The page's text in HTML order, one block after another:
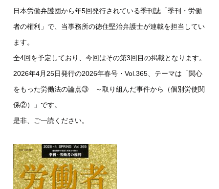
日本労働弁護団から年5回発行されている季刊誌「季刊・労働
者の権利」で、当事務所の徳住堅治弁護士が連載を担当してい
ます。
全4回を予定しており、今回はその第3回目の掲載となります。
2026年4月25日発行の2026年春号・Vol.365、テーマは「関心
をもった労働法の論点③ ～取り組んだ事件から（個別労使関
係②）」です。
是非、ご一読ください。